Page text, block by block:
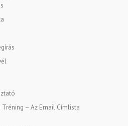
– Az Email Címlista